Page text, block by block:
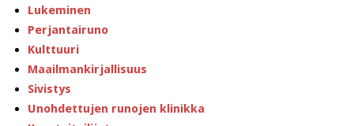
Lukeminen
Perjantairuno
Kulttuuri
Maailmankirjallisuus
Sivistys
Unohdettujen runojen klinikka